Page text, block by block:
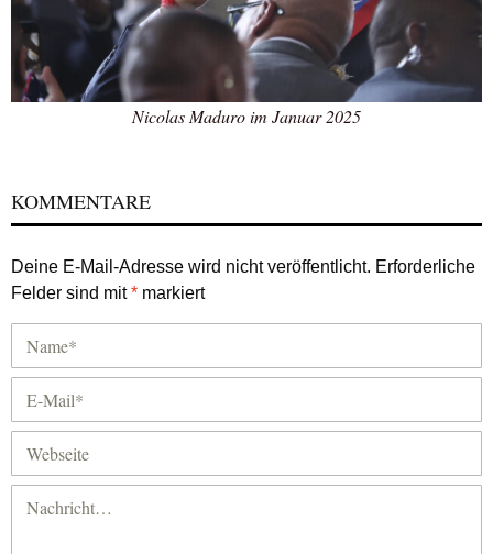
Nicolas Maduro im Januar 2025
KOMMENTARE
Deine E-Mail-Adresse wird nicht veröffentlicht. Erforderliche
Felder sind mit* markiert